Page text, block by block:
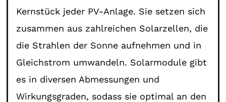
Kernstück jeder PV-Anlage. Sie setzen sich
zusammen aus zahlreichen Solarzellen, die
die Strahlen der Sonne aufnehmen und in
Gleichstrom umwandeln. Solarmodule gibt
es in diversen Abmessungen und
Wirkungsgraden, sodass sie optimal an den